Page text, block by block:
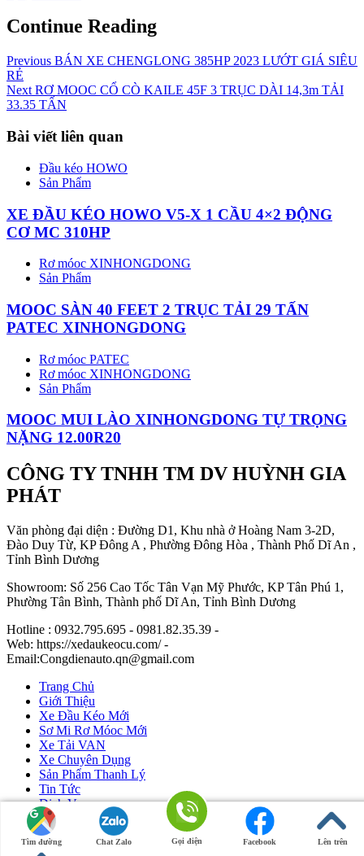
Continue Reading
Previous BÁN XE CHENGLONG 385HP 2023 LƯỚT GIÁ SIÊU
RẺ
Next RƠ MOOC CỔ CÒ KAILE 45F 3 TRỤC DÀI 14,3m TẢI
33.35 TẤN
Bài viết liên quan
Đầu kéo HOWO
Sản Phẩm
XE ĐẦU KÉO HOWO V5-X 1 CẦU 4×2 ĐỘNG
CƠ MC 310HP
Rơ móoc XINHONGDONG
Sản Phẩm
MOOC SÀN 40 FEET 2 TRỤC TẢI 29 TẤN
PATEC XINHONGDONG
Rơ móoc PATEC
Rơ móoc XINHONGDONG
Sản Phẩm
MOOC MUI LÀO XINHONGDONG TỰ TRỌNG
NẶNG 12.00R20
CÔNG TY TNHH TM DV HUỲNH GIA
PHÁT
Văn phòng đại diện : Đường D1, Khu nhà ở Hoàng Nam 3-2D,
Đào Duy Từ, KP Đông A , Phường Đông Hòa , Thành Phố Dĩ An ,
Tỉnh Bình Dương
Showroom: Số 256 Cao Tốc Tân Vạn Mỹ Phước, KP Tân Phú 1,
Phường Tân Bình, Thành phố Dĩ An, Tỉnh Bình Dương
Hotline : 0932.795.695 - 0981.82.35.39 -
Web: https://xedaukeocu.com/ -
Email:Congdienauto.qn@gmail.com
Tìm đường Chat Zalo Gọi điện Facebook Lên trên
Trang Chủ
Giới Thiệu
Xe Đầu Kéo Mới
Sơ Mi Rơ Móoc Mới
Xe Tải VAN
Xe Chuyên Dụng
Sản Phẩm Thanh Lý
Tin Tức
Dịch Vụ
Liên Hệ
Ô Tô Huỳnh Gia Phát|Xe Đầu Kéo Mỹ by Huỳnh Gia Phát.